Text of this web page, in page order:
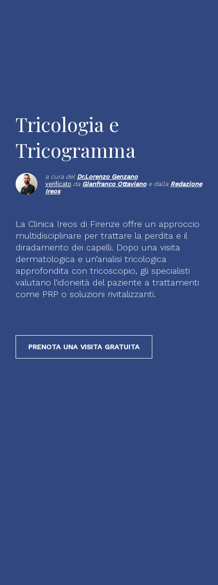
Tricologia e
Tricogramma
a cura del Dr.Lorenzo Genzano
verificato da Gianfranco Ottavianoe dalla Redazione
Ireos
La Clinica Ireos di Firenze offre un approccio
multidisciplinare per trattare la perdita e il
diradamento dei capelli. Dopo una visita
dermatologica e un’analisi tricologica
approfondita con tricoscopio, gli specialisti
valutano l’idoneità del paziente a trattamenti
come PRP o soluzioni rivitalizzanti.
PRENOTA UNA VISITA GRATUITA